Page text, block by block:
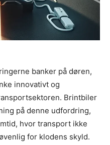
banker på døren,
innovativt og
Brintbiler
på denne udfordring,
hvor transport ikke
for klodens skyld.